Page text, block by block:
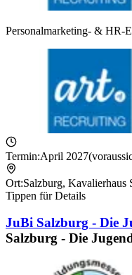
Personalmarketing- & HR-
Termin:April 2027
Ort:Salzburg, Kavalierhaus
Tippen für Details
JuBi Salzburg - Die
Salzburg - Die